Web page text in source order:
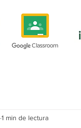
1 min de lectura